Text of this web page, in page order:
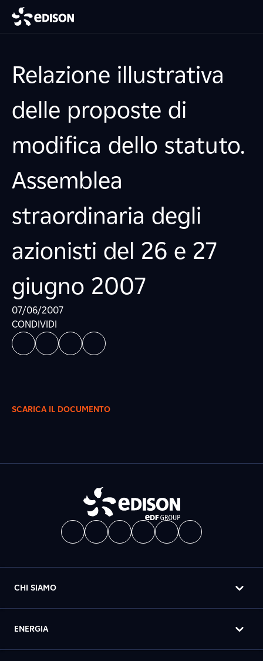
Relazione illustrativa
delle proposte di
modifica dello statuto.
Assemblea
straordinaria degli
azionisti del 26 e 27
giugno 2007
07/06/2007
CONDIVIDI
SCARICA IL DOCUMENTO
CHI SIAMO
ENERGIA